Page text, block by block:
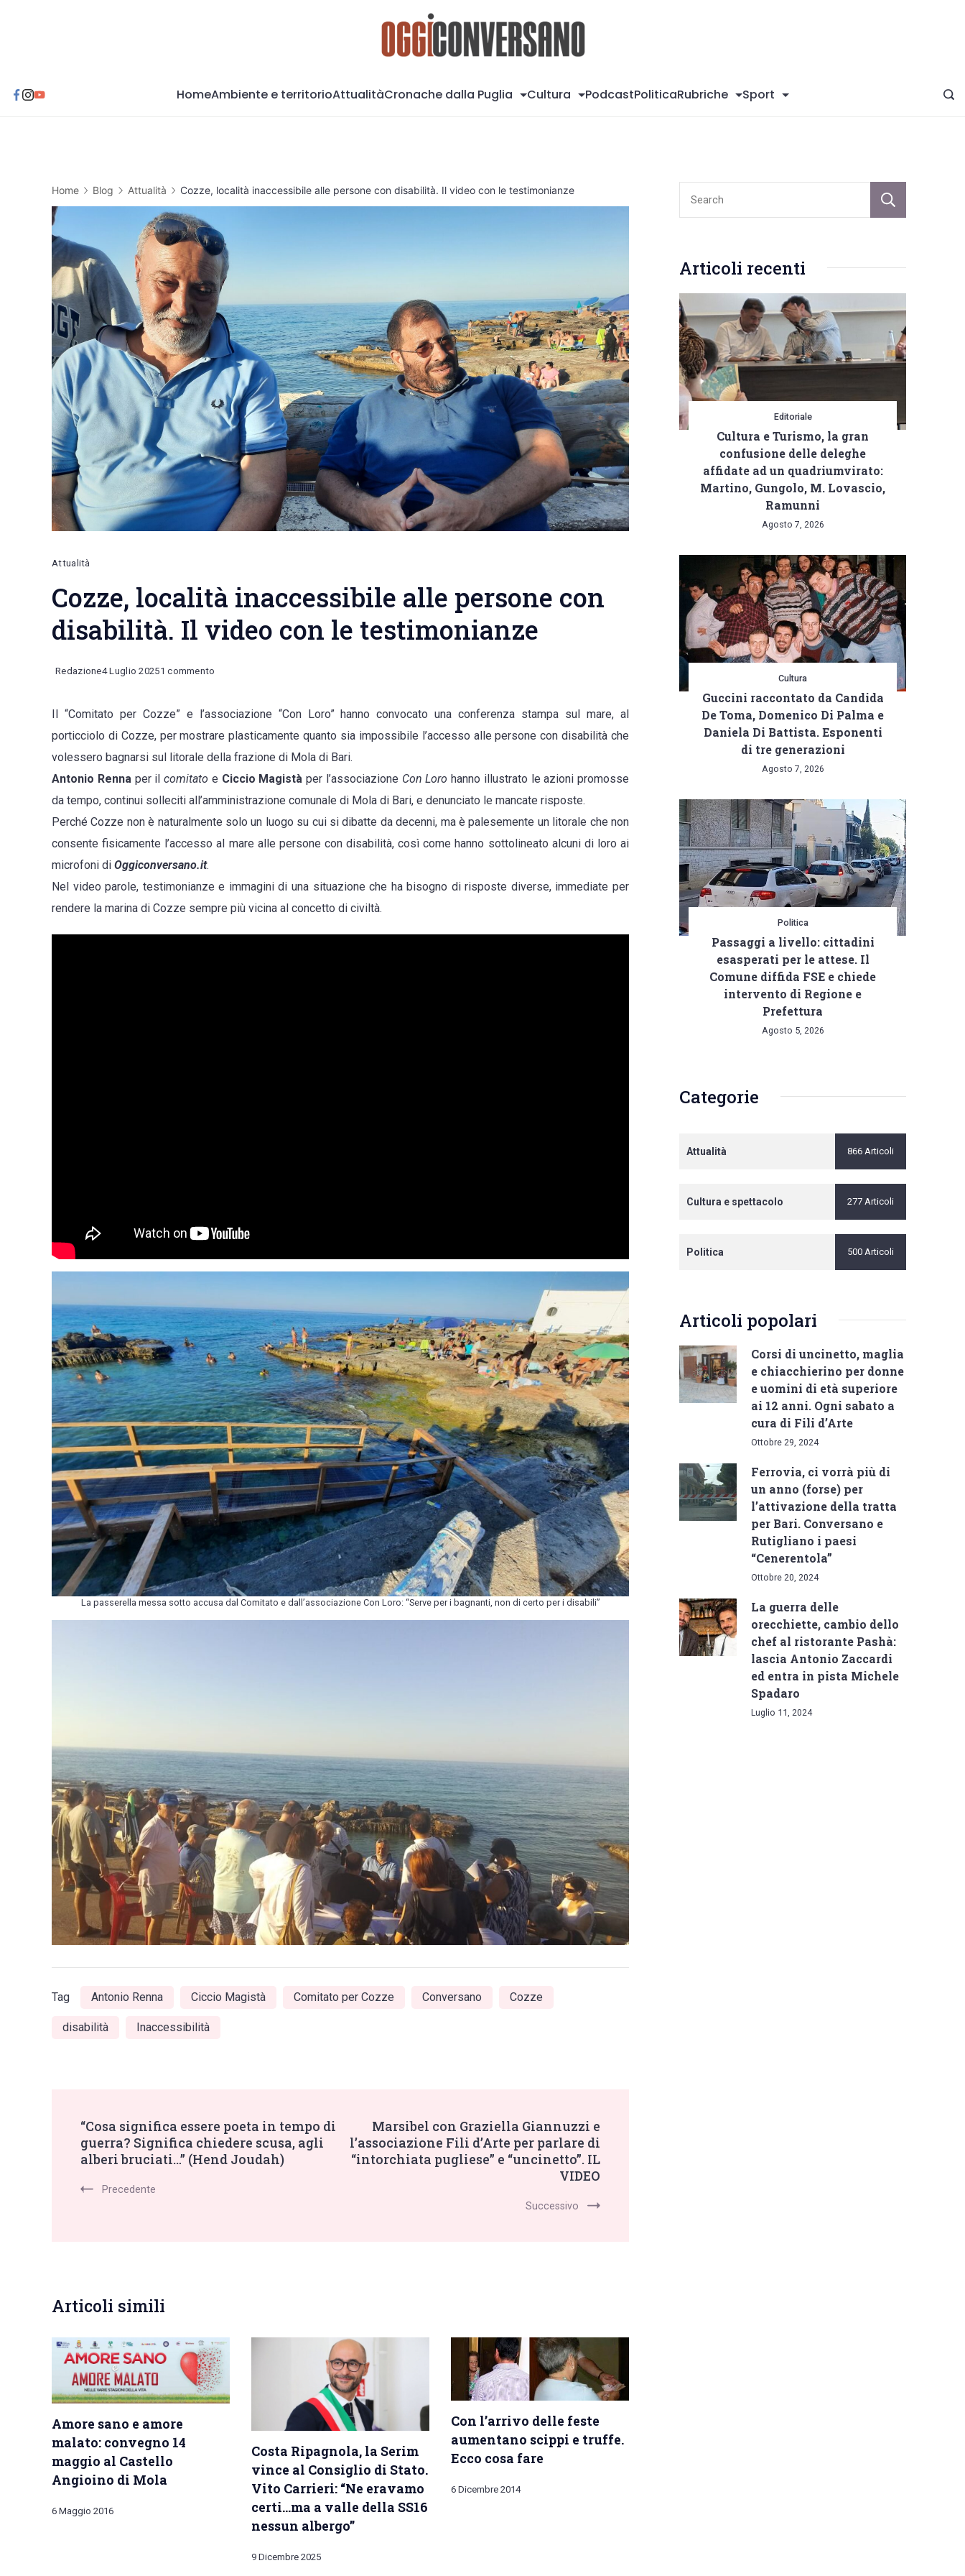
HomeAmbiente e territorioAttualitàCronache dalla Puglia Cultura PodcastPoliticaRubriche Sport
Home Blog Attualità Cozze, località inaccessibile alle persone con disabilità. Il video con le testimonianze
Attualità
Cozze, località inaccessibile alle persone con
disabilità. Il video con le testimonianze
Redazione4 Luglio 20251 commento
località
inaccessibile
alle
persone
con
disabilità.
Il
con
le
Il “Comitato per Cozze” e l’associazione “Con Loro” hanno convocato una conferenza stampa sul mare, al
porticciolo di Cozze, per mostrare plasticamente quanto sia impossibile l’accesso alle persone con disabilità che
volessero bagnarsi sul litorale della frazione di Mola di Bari.
Antonio Rennaper il comitato e Ciccio Magistà per l’associazione Con Loro hanno illustrato le azioni promosse
da tempo, continui solleciti all’amministrazione comunale di Mola di Bari, e denunciato le mancate risposte.
Perché Cozze non è naturalmente solo un luogo su cui si dibatte da decenni, ma è palesemente un litorale che non
consente fisicamente l’accesso al mare alle persone con disabilità, così come hanno sottolineato alcuni di loro ai
microfoni di Oggiconversano.it.
Nel video parole, testimonianze e immagini di una situazione che ha bisogno di risposte diverse, immediate per
rendere la marina di Cozze sempre più vicina al concetto di civiltà.
La passerella messa sotto accusa dal Comitato e dall’associazione Con Loro: “Serve per i bagnanti, non di certo per i disabili”
Tag Antonio Renna Ciccio Magistà Comitato per Cozze Conversano Cozze
disabilità Inaccessibilità
Post
Navigation
“Cosa significa essere poeta in tempo di
guerra? Significa chiedere scusa, agli
alberi bruciati…” (Hend Joudah)
Precedente
Marsibel con Graziella Giannuzzi e
l’associazione Fili d’Arte per parlare di
“intorchiata pugliese” e “uncinetto”. IL
VIDEO
Successivo
Articoli simili
Amore sano e amore
malato: convegno 14
maggio al Castello
Angioino di Mola
6 Maggio 2016
Costa Ripagnola, la Serim
vince al Consiglio di Stato.
Vito Carrieri: “Ne eravamo
certi…ma a valle della SS16
nessun albergo”
9 Dicembre 2025
Con l’arrivo delle feste
aumentano scippi e truffe.
Ecco cosa fare
6 Dicembre 2014
Articoli recenti
Editoriale
Cultura e Turismo, la gran
confusione delle deleghe
affidate ad un quadriumvirato:
Martino, Gungolo, M. Lovascio,
Ramunni
Agosto 7, 2026
Cultura
Guccini raccontato da Candida
De Toma, Domenico Di Palma e
Daniela Di Battista. Esponenti
di tre generazioni
Agosto 7, 2026
Politica
Passaggi a livello: cittadini
esasperati per le attese. Il
Comune diffida FSE e chiede
intervento di Regione e
Prefettura
Agosto 5, 2026
Categorie
Attualità 866 Articoli
Cultura e spettacolo 277 Articoli
Politica 500 Articoli
Articoli popolari
Corsi di uncinetto, maglia
e chiacchierino per donne
e uomini di età superiore
ai 12 anni. Ogni sabato a
cura di Fili d’Arte
Ottobre 29, 2024
Ferrovia, ci vorrà più di
un anno (forse) per
l’attivazione della tratta
per Bari. Conversano e
Rutigliano i paesi
“Cenerentola”
Ottobre 20, 2024
La guerra delle
orecchiette, cambio dello
chef al ristorante Pashà:
lascia Antonio Zaccardi
ed entra in pista Michele
Spadaro
Luglio 11, 2024